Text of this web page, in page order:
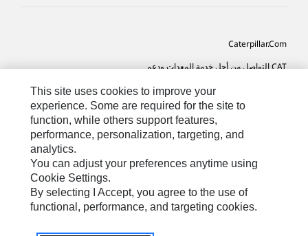
Caterpillar.com
CAT التواصل من أجل خدمة المعدات ودعم
تفضيلات التسويق الخاصة بي
خريطة الموقع
Cookie Settings
This site uses cookies to improve your
experience. Some are required for the site to
function, while others support features,
performance, personalization, targeting, and
analytics.
You can adjust your preferences anytime using
Cookie Settings.
By selecting I Accept, you agree to the use of
functional, performance, and targeting cookies.